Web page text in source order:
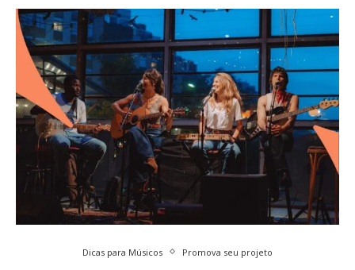
Dicas para Músicos Promova seu projeto